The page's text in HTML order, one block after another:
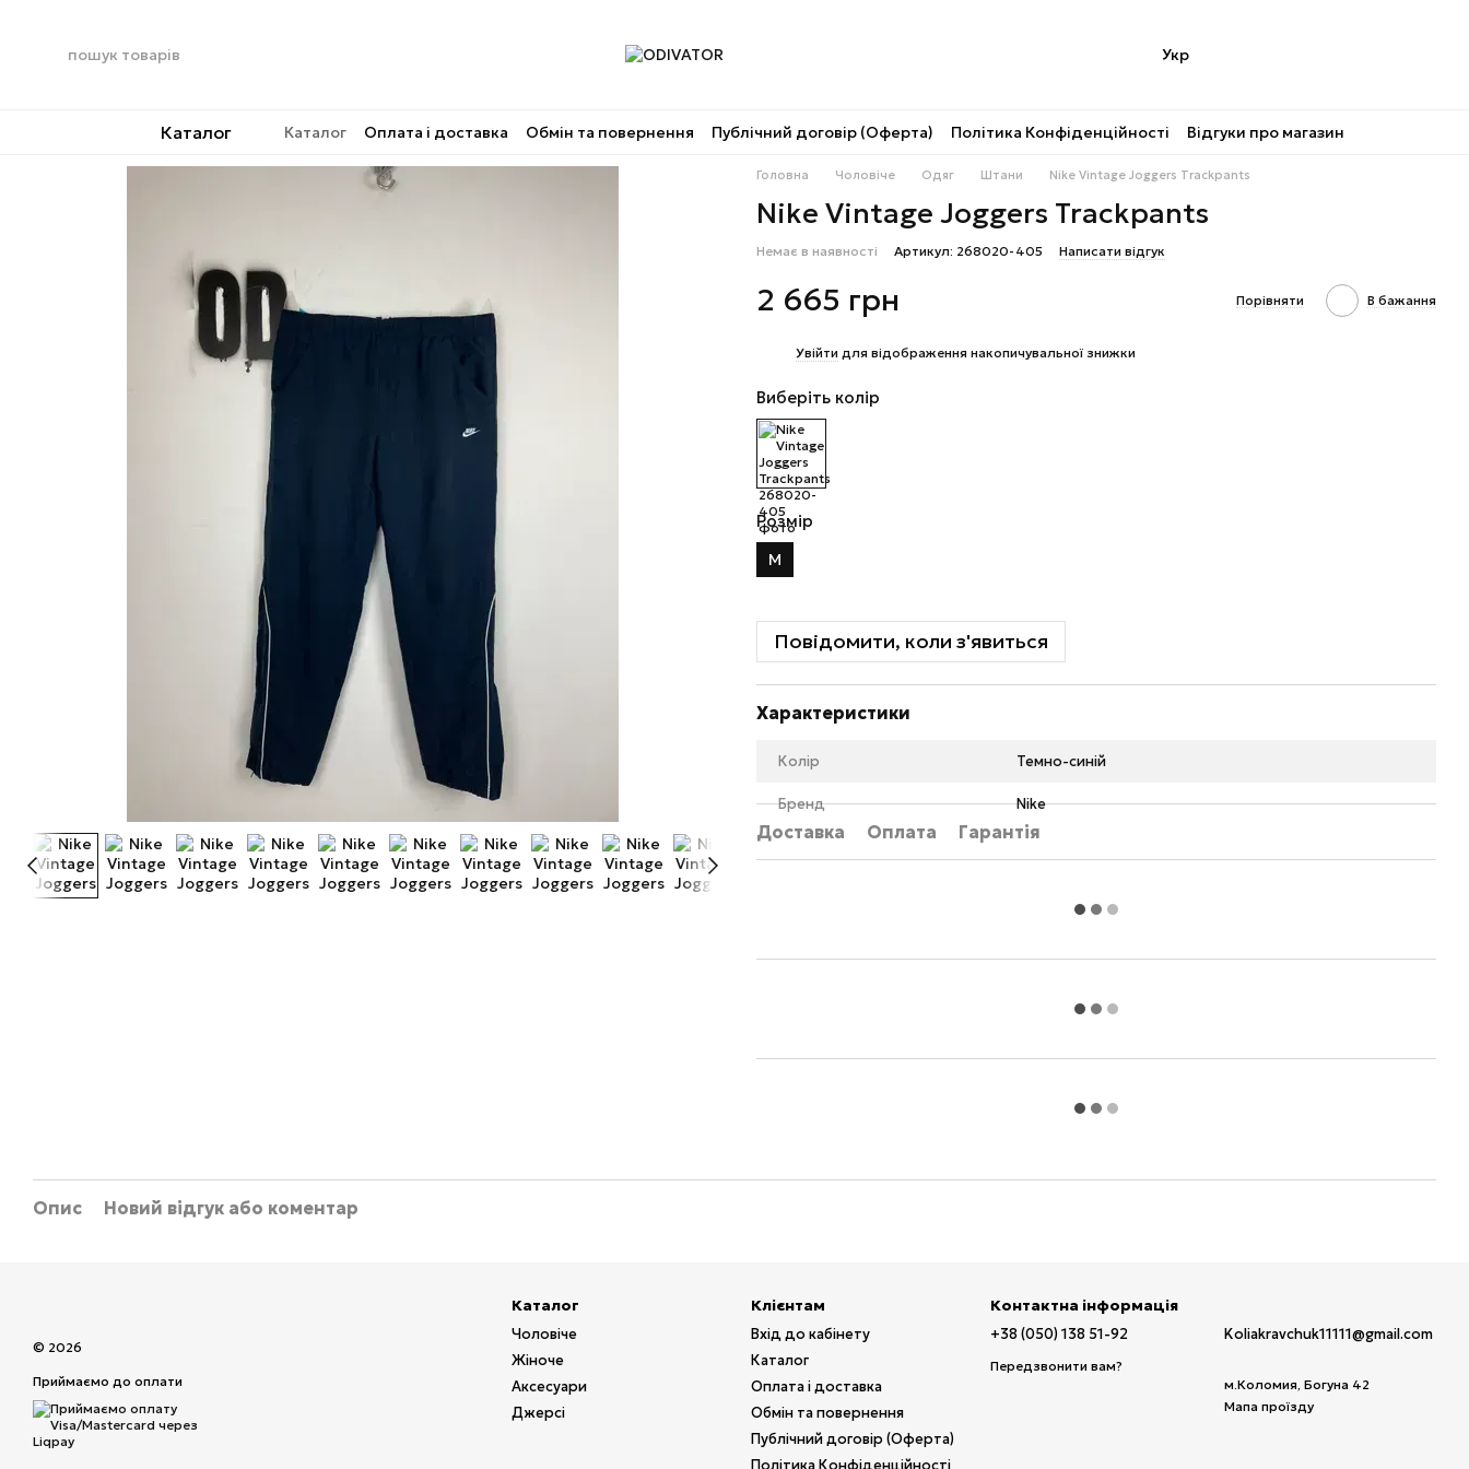
Укр
Каталог Каталог Оплата і доставка Обмін та повернення Публічний договір (Оферта) Політика Конфіденційності Відгуки про магазин
Головна Чоловіче Одяг Штани Nike Vintage Joggers Trackpants
Nike Vintage Joggers Trackpants
Немає в наявності Артикул: 268020-405 Написати відгук
2 665 грн Порівняти В бажання
Увійти для відображення накопичувальної знижки
Виберіть колір
Розмір
M
Повідомити, коли з'явиться
Характеристики
Колір Темно-синій
Бренд Nike
Доставка Оплата Гарантія
Опис Новий відгук або коментар
© 2026
Приймаємо до оплати
Каталог
Чоловіче
Жіноче
Аксесуари
Джерсі
Клієнтам
Вхід до кабінету
Каталог
Оплата і доставка
Обмін та повернення
Публічний договір (Оферта)
Політика Конфіденційності
Контактна інформація
+38 (050) 138 51-92
Передзвонити вам?
Koliakravchuk11111@gmail.com
м.Коломия, Богуна 42
Мапа проїзду